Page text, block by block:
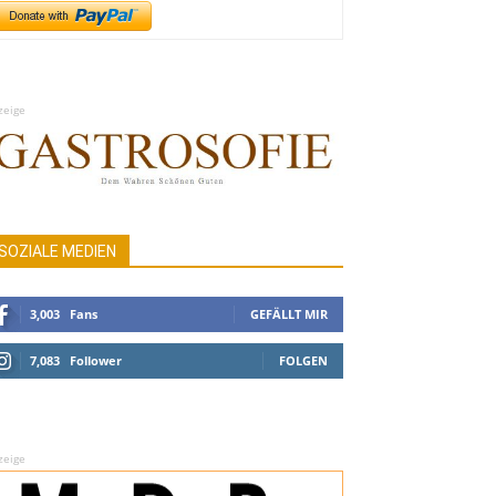
MEDIEN
3,003 Fans GEFÄLLT MIR
7,083 Follower FOLGEN